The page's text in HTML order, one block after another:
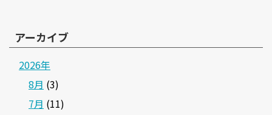
アーカイブ
2026年
8月 (3)
7月 (11)